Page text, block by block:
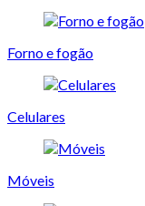
Forno e fogão
Celulares
Móveis